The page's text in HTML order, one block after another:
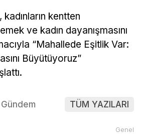
kentten
ve kadın dayanışmasını
“Mahallede Eşitlik Var:
Büyütüyoruz”
TÜM YAZILARI
Genel